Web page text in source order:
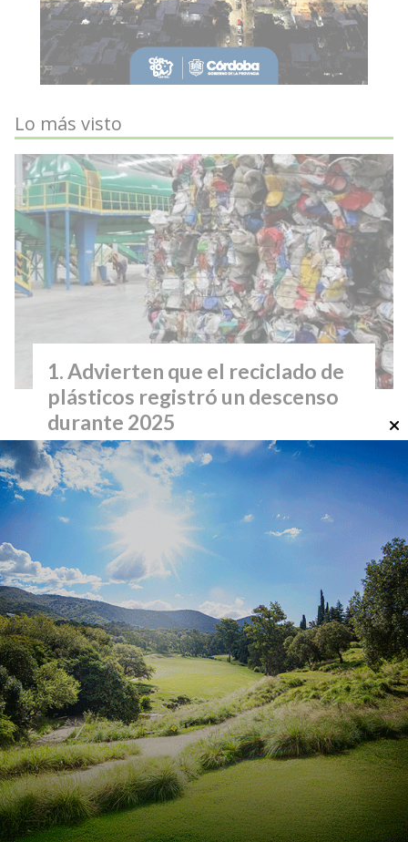
Lo más visto
Advierten que el reciclado de
plásticos registró un descenso
durante 2025
Córdoba cuenta con 36 bases
aéreas distribuidas
estratégicamente para combatir
incendios